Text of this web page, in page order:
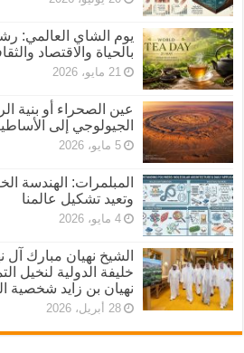
يوم الشاي العالمي:
بالحياة والاقتصاد
21 مايو، 2026
عين الصحراء أو بنية
الجيولوجي إلى
5 مايو، 2026
المبلمرات: الهندسة
وتعيد تشكيل عالمنا
4 مايو، 2026
الشيخ نهيان مبارك آل
خليفة الدولية لنخيل
نهيان بن زايد شخصية العام
28 أبريل، 2026